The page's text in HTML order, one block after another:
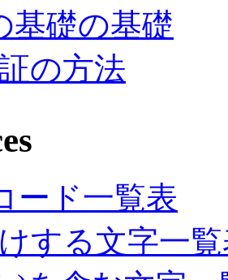
基礎の基礎
の方法
ード一覧表
する文字一